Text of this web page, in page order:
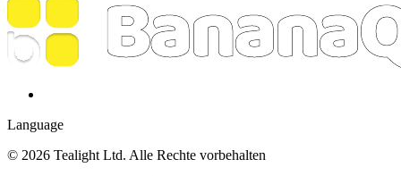
Language
© 2026 Tealight Ltd. Alle Rechte vorbehalten